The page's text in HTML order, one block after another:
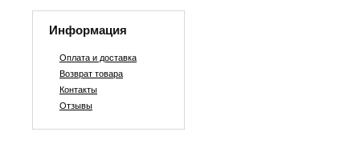
Информация
Оплата и доставка
Возврат товара
Контакты
Отзывы